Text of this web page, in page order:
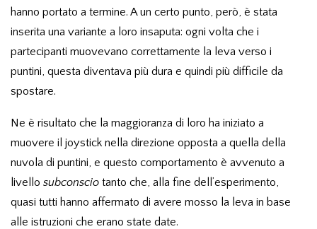
hanno portato a termine. A un certo punto, però, è stata
inserita una variante a loro insaputa: ogni volta che i
partecipanti muovevano correttamente la leva verso i
puntini, questa diventava più dura e quindi più difficile da
spostare.
Ne è risultato che la maggioranza di loro ha iniziato a
muovere il joystick nella direzione opposta a quella della
nuvola di puntini, e questo comportamento è avvenuto a
livello subconscio tanto che, alla fine dell’esperimento,
quasi tutti hanno affermato di avere mosso la leva in base
alle istruzioni che erano state date.